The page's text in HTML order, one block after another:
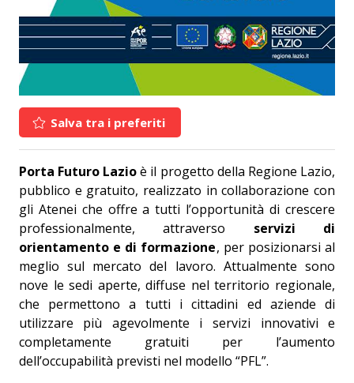
Salva tra i preferiti
Porta Futuro Lazioè il progetto della Regione Lazio,
pubblico e gratuito, realizzato in collaborazione con
gli Atenei che offre a tutti l’opportunità di crescere
professionalmente, attraverso servizi di
orientamento e di formazione, per posizionarsi al
meglio sul mercato del lavoro. Attualmente sono
nove le sedi aperte, diffuse nel territorio regionale,
che permettono a tutti i cittadini ed aziende di
utilizzare più agevolmente i servizi innovativi e
completamente gratuiti per l’aumento
dell’occupabilità previsti nel modello “PFL”.